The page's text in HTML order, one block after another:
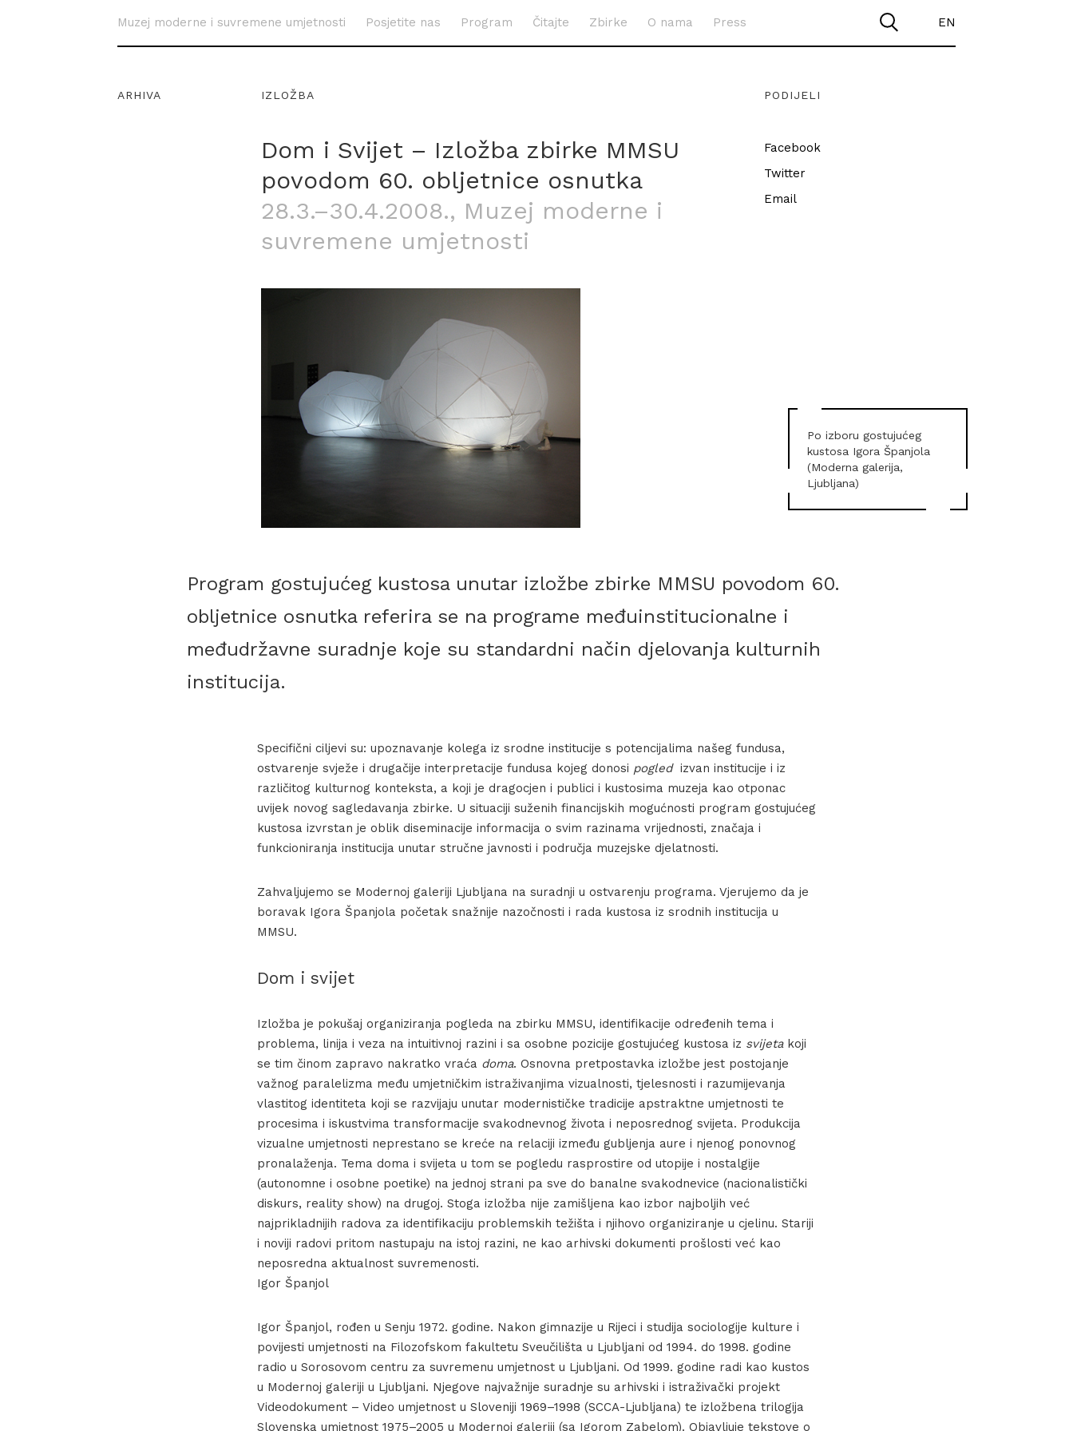
Muzej moderne i suvremene umjetnosti Posjetite nas Program Čitajte Zbirke O nama Press EN
ARHIVA IZLOŽBA PODIJELI
Dom i Svijet – Izložba zbirke MMSU
povodom 60. obljetnice osnutka
28.3.–30.4.2008., Muzej moderne i
suvremene umjetnosti
Facebook
Twitter
Email
Po izboru gostujućeg
kustosa Igora Španjola
(Moderna galerija,
Ljubljana)
Program gostujućeg kustosa unutar izložbe zbirke MMSU povodom 60.
obljetnice osnutka referira se na programe međuinstitucionalne i
međudržavne suradnje koje su standardni način djelovanja kulturnih
institucija.
Specifični ciljevi su: upoznavanje kolega iz srodne institucije s potencijalima našeg fundusa,
ostvarenje svježe i drugačije interpretacije fundusa kojeg donosi pogledizvan institucije i iz
različitog kulturnog konteksta, a koji je dragocjen i publici i kustosima muzeja kao otponac
uvijek novog sagledavanja zbirke. U situaciji suženih financijskih mogućnosti program gostujućeg
kustosa izvrstan je oblik diseminacije informacija o svim razinama vrijednosti, značaja i
funkcioniranja institucija unutar stručne javnosti i područja muzejske djelatnosti.
Zahvaljujemo se Modernoj galeriji Ljubljana na suradnji u ostvarenju programa. Vjerujemo da je
boravak Igora Španjola početak snažnije nazočnosti i rada kustosa iz srodnih institucija u
MMSU.
Dom i svijet
Izložba je pokušaj organiziranja pogleda na zbirku MMSU, identifikacije određenih tema i
problema, linija i veza na intuitivnoj razini i sa osobne pozicije gostujućeg kustosa iz svijetakoji
se tim činom zapravo nakratko vraća doma. Osnovna pretpostavka izložbe jest postojanje
važnog paralelizma među umjetničkim istraživanjima vizualnosti, tjelesnosti i razumijevanja
vlastitog identiteta koji se razvijaju unutar modernističke tradicije apstraktne umjetnosti te
procesima i iskustvima transformacije svakodnevnog života i neposrednog svijeta. Produkcija
vizualne umjetnosti neprestano se kreće na relaciji između gubljenja aure i njenog ponovnog
pronalaženja. Tema doma i svijeta u tom se pogledu rasprostire od utopije i nostalgije
(autonomne i osobne poetike) na jednoj strani pa sve do banalne svakodnevice (nacionalistički
diskurs, reality show) na drugoj. Stoga izložba nije zamišljena kao izbor najboljih već
najprikladnijih radova za identifikaciju problemskih težišta i njihovo organiziranje u cjelinu. Stariji
i noviji radovi pritom nastupaju na istoj razini, ne kao arhivski dokumenti prošlosti već kao
neposredna aktualnost suvremenosti.
Igor Španjol
Igor Španjol, rođen u Senju 1972. godine. Nakon gimnazije u Rijeci i studija sociologije kulture i
povijesti umjetnosti na Filozofskom fakultetu Sveučilišta u Ljubljani od 1994. do 1998. godine
radio u Sorosovom centru za suvremenu umjetnost u Ljubljani. Od 1999. godine radi kao kustos
u Modernoj galeriji u Ljubljani. Njegove najvažnije suradnje su arhivski i istraživački projekt
Videodokument – Video umjetnost u Sloveniji 1969–1998 (SCCA-Ljubljana) te izložbena trilogija
Slovenska umjetnost 1975–2005 u Modernoj galeriji (sa Igorom Zabelom). Objavljuje tekstove o